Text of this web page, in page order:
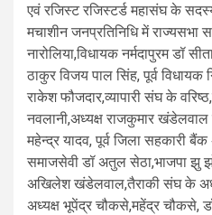
एवं रजिस्ट रजिस्टर्ड महासंघ के
मचाशीन जनप्रतिनिधि में राज्यसभा
नारोलिया,विधायक नर्मदापुरम डॉ
ठाकुर विजय पाल सिंह, पूर्व विधायक
राकेश फौजदार,व्यापारी संघ के
नवलानी,अध्यक्ष राजकुमार खंडेलवाल
महेन्द्र यादव, पूर्व जिला सहकारी
समाजसेवी डॉ अतुल सेठा,भाजपा झु
अखिलेश खंडेलवाल,तैराकी संघ के
अध्यक्ष भूपेंद्र चौकसे,महेंद्र चौकसे,